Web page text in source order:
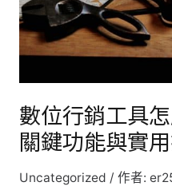
數位行銷工具
關鍵功能與實
Uncategorized / 作者:
怎
麼
選？
搞
懂
鍵